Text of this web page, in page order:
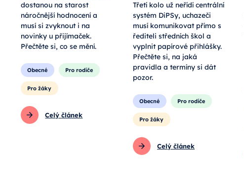
dostanou na starost
náročnější hodnocení a
musí si zvyknout i na
novinky u přijímaček.
Přečtěte si, co se mění.
Obecné Pro rodiče
Pro žáky
Celý článek
Třetí kolo už neřídí centrální
systém DiPSy, uchazeči
musí komunikovat přímo s
řediteli středních škol a
vyplnit papírové přihlášky.
Přečtěte si, na jaká
pravidla a termíny si dát
pozor.
Obecné Pro rodiče
Pro žáky
Celý článek